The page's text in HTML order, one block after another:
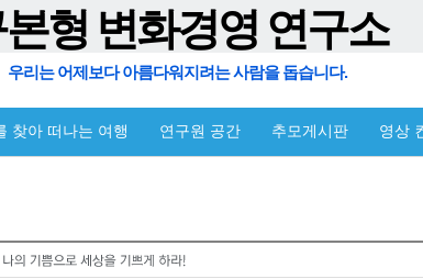
형 변화경영 연구소
우리는 어제보다 아름다워지려는 사람을 돕습니다.
찾아 떠나는 여행 연구원 공간 추모게시판 영상